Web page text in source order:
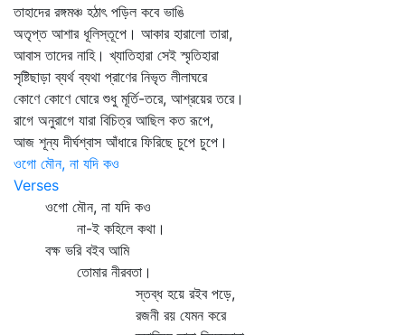
তাহাদের রঙ্গমঞ্চ হঠাৎ পড়িল কবে ভাঙি
অতৃপ্ত আশার ধূলিস্তূপে। আকার হারালো তারা,
আবাস তাদের নাহি। খ্যাতিহারা সেই স্মৃতিহারা
সৃষ্টিছাড়া ব্যর্থ ব্যথা প্রাণের নিভৃত লীলাঘরে
কোণে কোণে ঘোরে শুধু মূর্তি-তরে, আশ্রয়ের তরে।
রাগে অনুরাগে যারা বিচিত্র আছিল কত রূপে,
আজ শূন্য দীর্ঘশ্বাস আঁধারে ফিরিছে চুপে চুপে।
ওগো মৌন, না যদি কও
Verses
ওগো মৌন, না যদি কও
না-ই কহিলে কথা।
বক্ষ ভরি বইব আমি
তোমার নীরবতা।
স্তব্ধ হয়ে রইব পড়ে,
রজনী রয় যেমন করে